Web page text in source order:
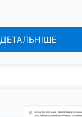
ДЕТАЛЬНІШЕ